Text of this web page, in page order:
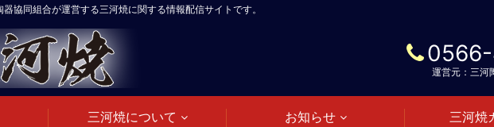
協同組合が運営する三河焼に関する情報配信サイトです。
運営元：三河
三河焼について お知らせ 三河焼